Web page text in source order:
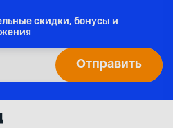
скидки, бонусы и